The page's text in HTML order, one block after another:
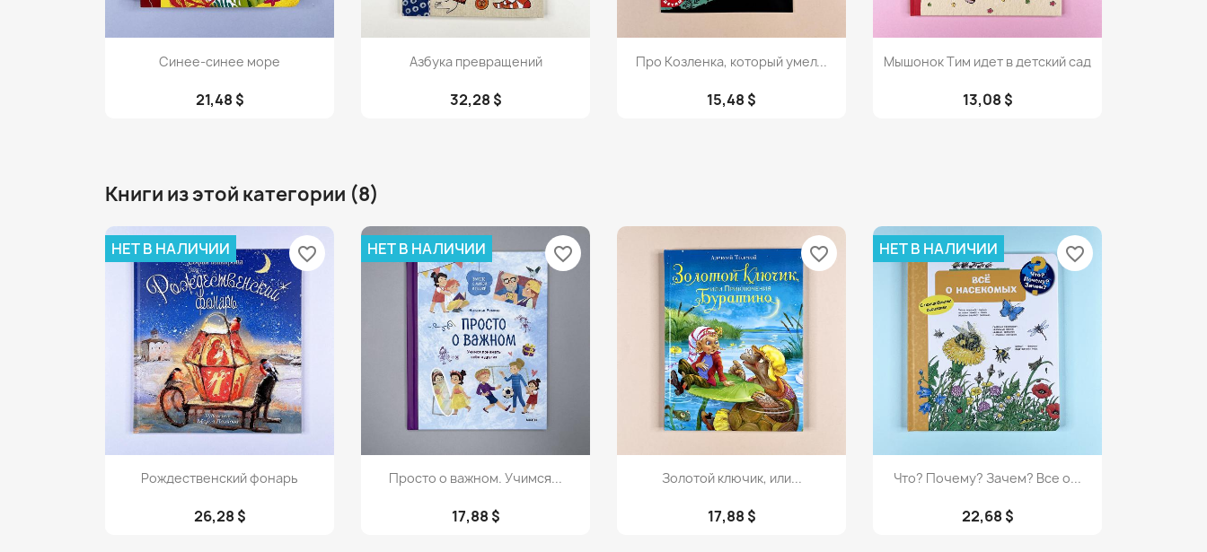
Просмотр
Синее-синее море
21,48 $
Просмотр
Азбука превращений
32,28 $
Просмотр
Про Козленка, который умел...
15,48 $
Просмотр
Мышонок Тим идет в детский сад
13,08 $
Книги из этой категории (8)
Просмотр
Рождественский фонарь
26,28 $
НЕТ В НАЛИЧИИ favorite_border
 Просмотр
Просто о важном. Учимся...
17,88 $
НЕТ В НАЛИЧИИ favorite_border
Просмотр
Золотой ключик, или...
17,88 $
favorite_border
Просмотр
Что? Почему? Зачем? Все о...
22,68 $
НЕТ В НАЛИЧИИ favorite_border